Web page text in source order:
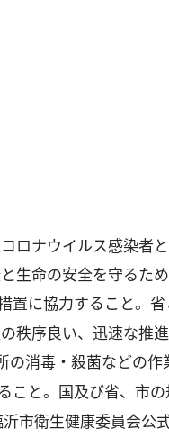
ロナウイルス感染者
生命の安全を守るた
置に協力すること。
秩序良い、迅速な推
の消毒・殺菌などの
こと。国及び省、市
市衛生健康委員会公